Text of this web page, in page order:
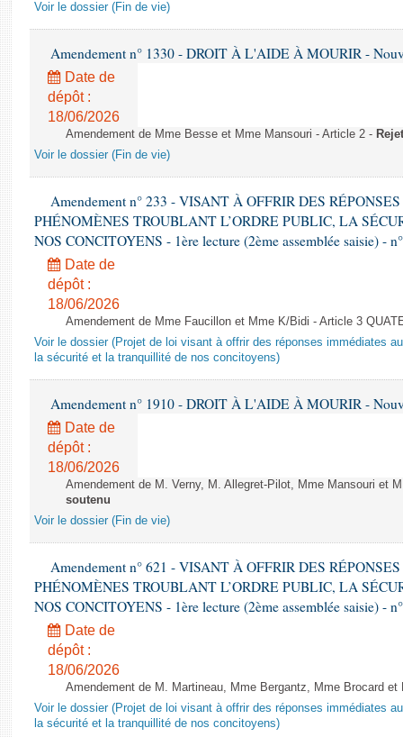
Baromètre de l’application des lois
Budget et sécurité sociale
Questions écrites et orales
Comptes rendus des débats
Voir le dossier (Fin de vie)
Amendement n° 1330 - DROIT À L'AIDE À MOURIR -
Date de
dépôt :
18/06/2026
Amendement de Mme Besse et Mme Mansouri - Article 2 -
Voir le dossier (Fin de vie)
Amendement n° 233 - VISANT À OFFRIR DES
PHÉNOMÈNES TROUBLANT L’ORDRE PUBLIC, LA
NOS CONCITOYENS - 1ère lecture (2ème assemblée saisie) -
Date de
dépôt :
18/06/2026
Amendement de Mme Faucillon et Mme K/Bidi - Article 3
Voir le dossier (Projet de loi visant à offrir des réponses immédiates
la sécurité et la tranquillité de nos concitoyens)
Amendement n° 1910 - DROIT À L'AIDE À MOURIR -
Date de
dépôt :
18/06/2026
Amendement de M. Verny, M. Allegret-Pilot, Mme Mansouri et
soutenu
Voir le dossier (Fin de vie)
Amendement n° 621 - VISANT À OFFRIR DES
PHÉNOMÈNES TROUBLANT L’ORDRE PUBLIC, LA
NOS CONCITOYENS - 1ère lecture (2ème assemblée saisie) -
Date de
dépôt :
18/06/2026
Amendement de M. Martineau, Mme Bergantz, Mme Brocard
Voir le dossier (Projet de loi visant à offrir des réponses immédiates
la sécurité et la tranquillité de nos concitoyens)